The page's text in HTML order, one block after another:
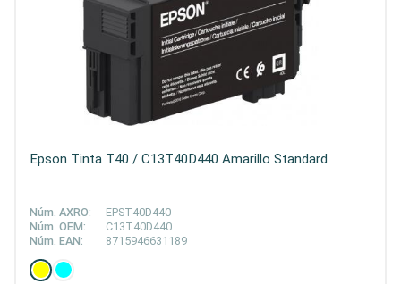
Epson Tinta T40 / C13T40D440 Amarillo Standard
Núm. AXRO:
EPST40D440
Núm. OEM:
C13T40D440
Núm. EAN:
8715946631189